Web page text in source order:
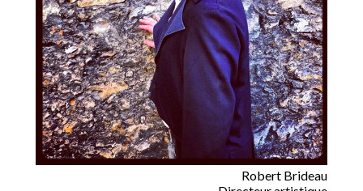
Robert Brideau